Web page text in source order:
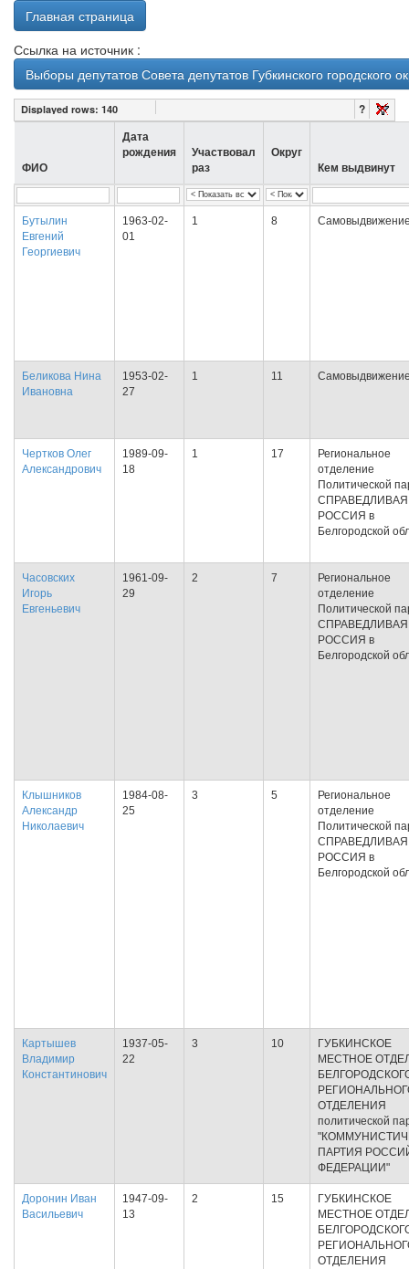
Главная страница
Ссылка на источник :
Выборы депутатов Совета депутатов Губкинского городского
Displayed rows: 140 ?
ФИО
Дата
рождения
Участвовал
раз
Округ
Кем выдвинут
Бутылин
Евгений
Георгиевич
1963-02-
01
1 8
Беликова Нина
Ивановна
1953-02-
27
1 11
Чертков Олег
Александрович
1989-09-
18
1 17
Региональное
отделение
Политической
СПРАВЕДЛИВАЯ
РОССИЯ в
Белгородской
Часовских
Игорь
Евгеньевич
1961-09-
29
2 7
Региональное
отделение
Политической
СПРАВЕДЛИВАЯ
РОССИЯ в
Белгородской
Клышников
Александр
Николаевич
1984-08-
25
3 5
Региональное
отделение
Политической
СПРАВЕДЛИВАЯ
РОССИЯ в
Белгородской
Картышев
Владимир
Константинович
1937-05-
22
3 10
ГУБКИНСКОЕ
МЕСТНОЕ
ОТДЕЛЕНИЯ
политической
ПАРТИЯ
ФЕДЕРАЦИИ"
Доронин Иван
Васильевич
1947-09-
13
2 15
ГУБКИНСКОЕ
МЕСТНОЕ
ОТДЕЛЕНИЯ